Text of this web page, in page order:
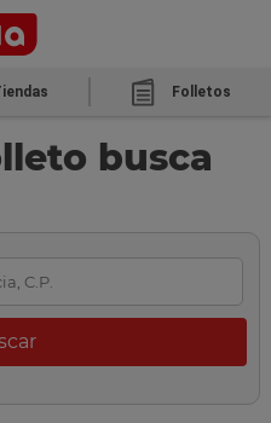
Folletos
busca